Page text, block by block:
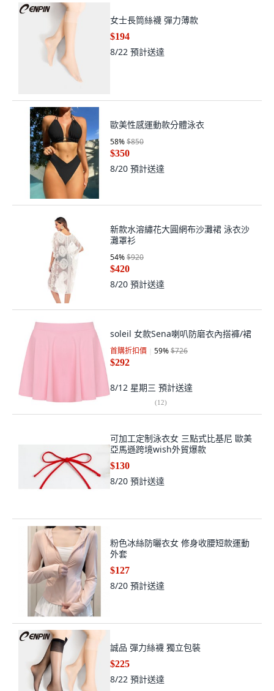
女士長筒絲襪 彈力薄款
$194
8/22 預計送達
歐美性感運動款分體泳衣
58%$850
$350
8/20 預計送達
新款水溶繡花大圓網布沙灘裙 泳衣沙
灘罩衫
54%$920
$420
8/20 預計送達
soleil 女款Sena喇叭防磨衣內搭褲/裙
首購折扣價 59%$726
$292
8/12 星期三 預計送達
(12)
可加工定制泳衣女 三點式比基尼 歐美
亞馬遜跨境wish外貿爆款
$130
8/20 預計送達
粉色冰絲防曬衣女 修身收腰短款運動
外套
$127
8/20 預計送達
誠品 彈力絲襪 獨立包裝
$225
8/22 預計送達